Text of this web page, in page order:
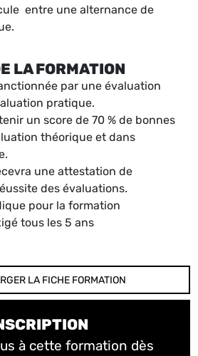
entre une alternance de
LA FORMATION
par une évaluation
pratique.
un score de 70 % de bonnes
théorique et dans
une attestation de
des évaluations.
pour la formation
tous les 5 ans
LA FICHE FORMATION
à cette formation dès